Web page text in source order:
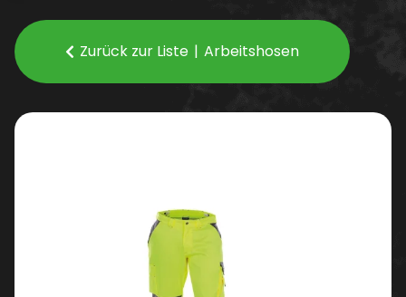
Zurück zur Liste Arbeitshosen